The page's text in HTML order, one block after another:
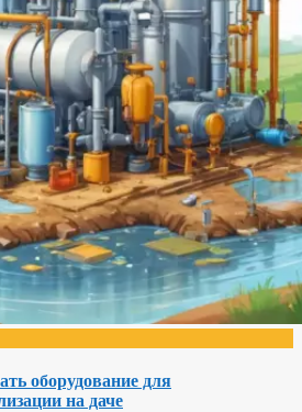
оборудование для
на даче